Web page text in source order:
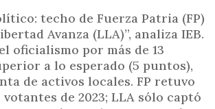
techo de Fuerza Patria (FP)
Avanza (LLA)”, analiza IEB.
oficialismo por más de 13
a lo esperado (5 puntos),
de activos locales. FP retuvo
votantes de 2023; LLA sólo captó